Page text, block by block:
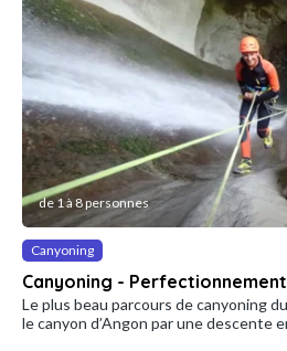
de 1 à 8 personnes
Canyoning
Canyoning -
Le plus beau parcours de canyoning
le canyon d’Angon par une descente